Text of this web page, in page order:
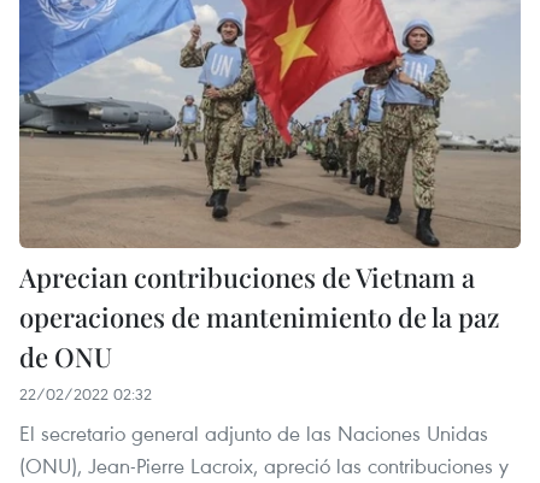
Aprecian contribuciones de Vietnam a
operaciones de mantenimiento de la paz
de ONU
22/02/2022 02:32
El secretario general adjunto de las Naciones Unidas
(ONU), Jean-Pierre Lacroix, apreció las contribuciones y